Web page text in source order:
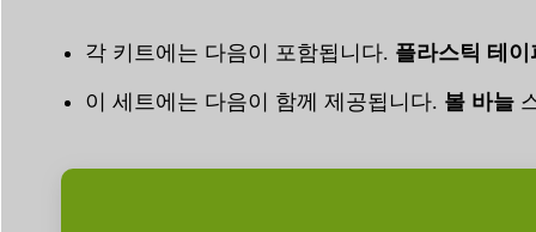
각 키트에는 다음이 포함됩니다. 플라스틱 테이
이 세트에는 다음이 함께 제공됩니다. 볼 바늘